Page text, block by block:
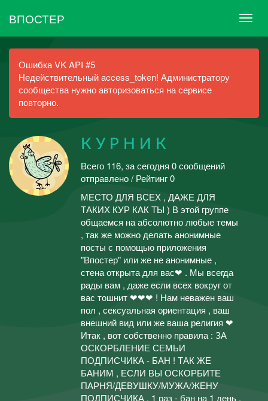
ВПОСТЕР
Ошибка VK API #5
Недействительный access_token! Администратору
сообщества нужно авторизоваться на сервисе
повторно.
К У Р Н И К
Всего 116, за сегодня 0 сообщений
отправлено / Рейтинг 0
МЕСТО ДЛЯ ВСЕХ , ДАЖЕ ДЛЯ
ТАКИХ КУР КАК ТЫ ) В этой группе
общаемся на абсолютно любые темы
, так же можно делать анонимные
посты с помощью приложения
"Впостер" или же не анонимные ,
стена открыта для вас❤ . Мы всегда
рады вам , даже если всех вокруг от
вас тошнит ❤❤❤ ! Нам неважен ваш
пол , сексуальная ориентация , ваш
внешний вид или же ваша религия ❤
Итак , вот собственно правила : ЗА
ОСКОРБЛЕНИЕ СЕМЬИ
ПОДПИСЧИКА - БАН ! ТАК ЖЕ
БАНИМ , ЕСЛИ ВЫ ОСКОРБИТЕ
ПАРНЯ/ДЕВУШКУ/МУЖА/ЖЕНУ
ПОДПИСЧИКА . 1 раз - бан на 1 день ,